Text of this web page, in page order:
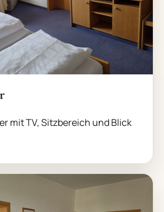
mit TV, Sitzbereich und Blick